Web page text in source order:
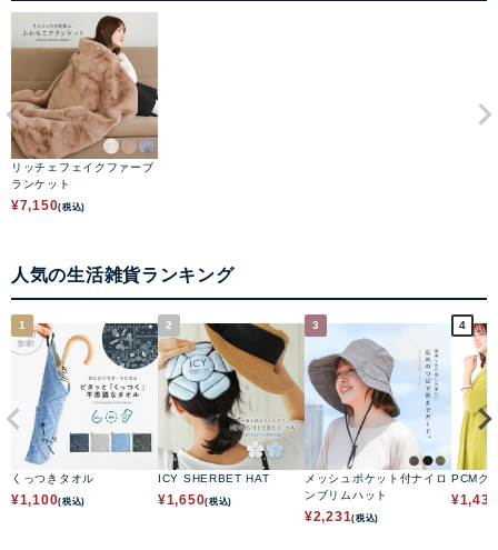
リッチェフェイクファーブ
ランケット
¥7,150(税込)
人気の生活雑貨ランキング
1
くっつきタオル
¥1,100(税込)
2
ICY SHERBET HAT
¥1,650(税込)
3
メッシュポケット付ナイロ
ンブリムハット
¥2,231(税込)
4
PCMク
¥1,430